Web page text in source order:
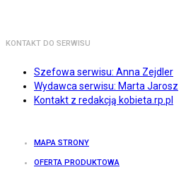
KONTAKT DO SERWISU
Szefowa serwisu: Anna Zejdler
Wydawca serwisu: Marta Jarosz
Kontakt z redakcją kobieta.rp.pl
MAPA STRONY
OFERTA PRODUKTOWA